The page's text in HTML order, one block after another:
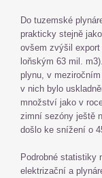
Do tuzemské
prakticky stejně
ovšem zvýšil
loňským 63 mil.
plynu, v
v nich bylo
množství jako v
zimní sezóny ještě
došlo ke snížení o
Podrobné statistiky
elektrizační a